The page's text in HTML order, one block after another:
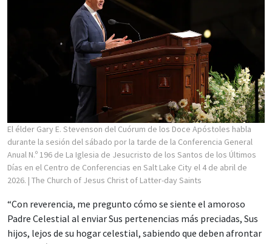
El élder Gary E. Stevenson del Cuórum de los Doce Apóstoles habla
durante la sesión del sábado por la tarde de la Conferencia General
Anual N.º 196 de La Iglesia de Jesucristo de los Santos de los Últimos
Días en el Centro de Conferencias en Salt Lake City el 4 de abril de
2026. | The Church of Jesus Christ of Latter-day Saints
“Con reverencia, me pregunto cómo se siente el amoroso
Padre Celestial al enviar Sus pertenencias más preciadas, Sus
hijos, lejos de su hogar celestial, sabiendo que deben afrontar